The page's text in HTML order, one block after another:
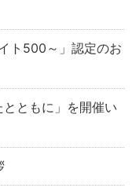
ト500～」認定のお
ともに」を開催い